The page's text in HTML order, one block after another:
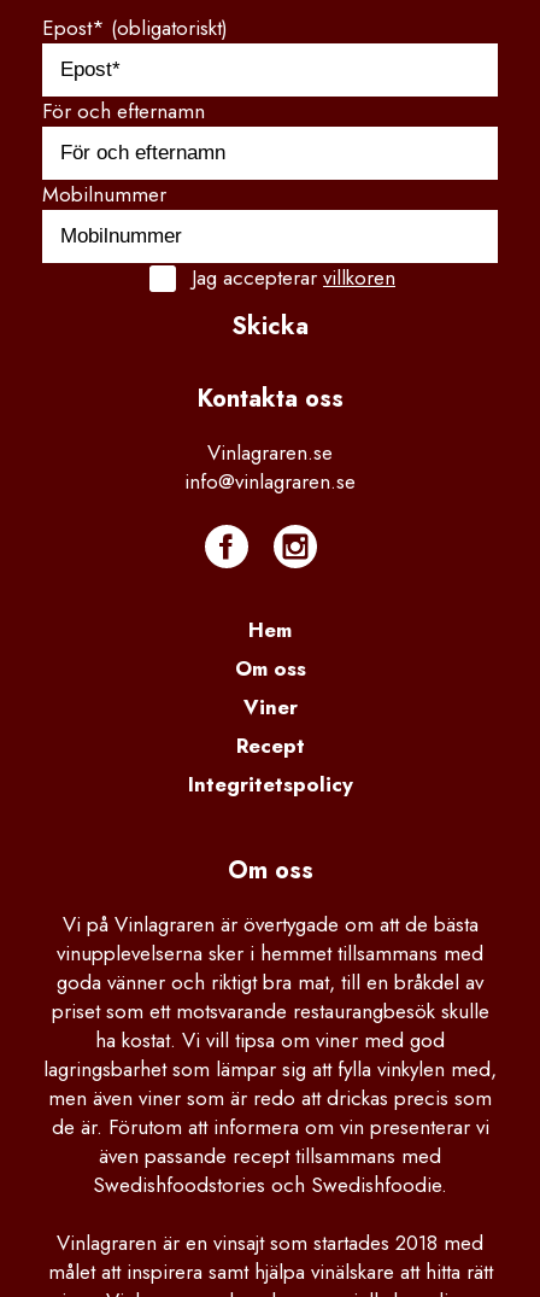
Epost* (obligatoriskt)
För och efternamn
Mobilnummer
Jag accepterar villkoren
Skicka
Kontakta oss
Vinlagraren.se
info@vinlagraren.se
Hem
Om oss
Viner
Recept
Integritetspolicy
Om oss
Vi på Vinlagraren är övertygade om att de bästa
vinupplevelserna sker i hemmet tillsammans med
goda vänner och riktigt bra mat, till en bråkdel av
priset som ett motsvarande restaurangbesök skulle
ha kostat. Vi vill tipsa om viner med god
lagringsbarhet som lämpar sig att fylla vinkylen med,
men även viner som är redo att drickas precis som
de är. Förutom att informera om vin presenterar vi
även passande recept tillsammans med
Swedishfoodstories och Swedishfoodie.
Vinlagraren är en vinsajt som startades 2018 med
målet att inspirera samt hjälpa vinälskare att hitta rätt